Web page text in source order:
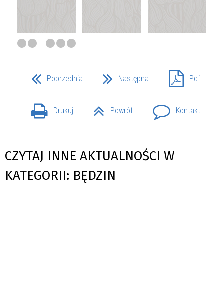
Poprzednia Następna Pdf
Drukuj Powrót Kontakt
CZYTAJ INNE AKTUALNOŚCI W
KATEGORII: BĘDZIN